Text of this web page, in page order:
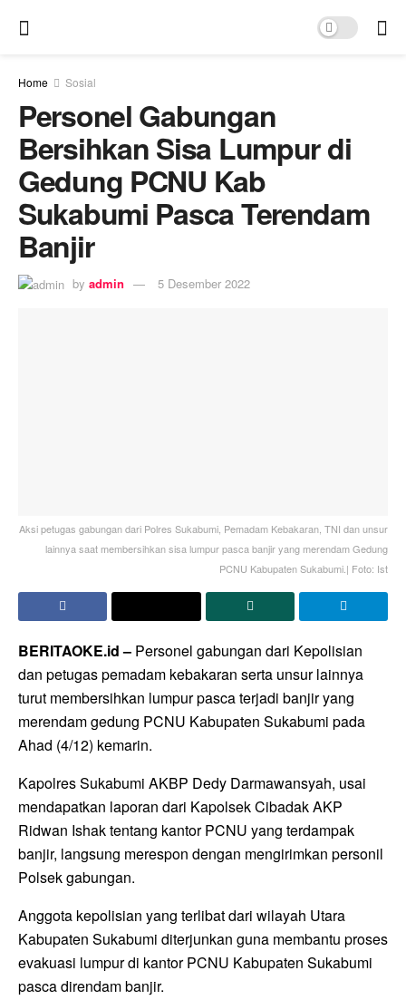
Home Sosial
Personel Gabungan
Bersihkan Sisa Lumpur di
Gedung PCNU Kab
Sukabumi Pasca Terendam
Banjir
by admin 5 Desember 2022
Aksi petugas gabungan dari Polres Sukabumi, Pemadam Kebakaran, TNI dan unsur
lainnya saat membersihkan sisa lumpur pasca banjir yang merendam Gedung
PCNU Kabupaten Sukabumi.| Foto: Ist
BERITAOKE.id – Personel gabungan dari Kepolisian
dan petugas pemadam kebakaran serta unsur lainnya
turut membersihkan lumpur pasca terjadi banjir yang
merendam gedung PCNU Kabupaten Sukabumi pada
Ahad (4/12) kemarin.
Kapolres Sukabumi AKBP Dedy Darmawansyah, usai
mendapatkan laporan dari Kapolsek Cibadak AKP
Ridwan Ishak tentang kantor PCNU yang terdampak
banjir, langsung merespon dengan mengirimkan personil
Polsek gabungan.
Anggota kepolisian yang terlibat dari wilayah Utara
Kabupaten Sukabumi diterjunkan guna membantu proses
evakuasi lumpur di kantor PCNU Kabupaten Sukabumi
pasca direndam banjir.